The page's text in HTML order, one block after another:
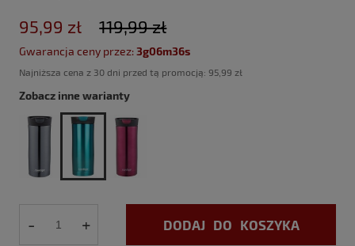
95,99 zł 119,99 zł
Gwarancja ceny przez:3g06m35s
Najniższa cena z 30 dni przed tą promocją: 95,99 zł
Zobacz inne warianty
- + DODAJ DO KOSZYKA